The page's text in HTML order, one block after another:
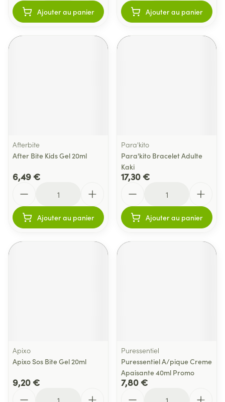
Ajouter au panier Ajouter au panier
Afterbite
After Bite Kids Gel 20ml
6,49 €
Ajouter au panier
Para'kito
Para'kito Bracelet Adulte
Kaki
17,30 €
Ajouter au panier
Apixo
Apixo Sos Bite Gel 20ml
9,20 €
Puressentiel
Puressentiel A/pique Creme
Apaisante 40ml Promo
7,80 €